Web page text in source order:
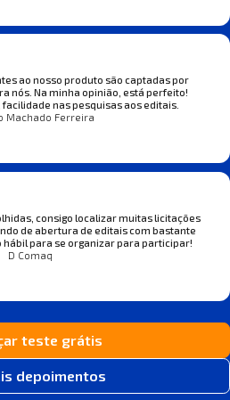
ao nosso produto são captadas por
nós. Na minha opinião, está perfeito!
nas pesquisas aos editais.
Machado Ferreira
consigo localizar muitas licitações
de abertura de editais com bastante
para se organizar para participar!
D Comaq
teste grátis
depoimentos